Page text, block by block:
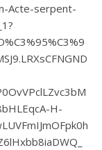
Acte-serpent-
H-